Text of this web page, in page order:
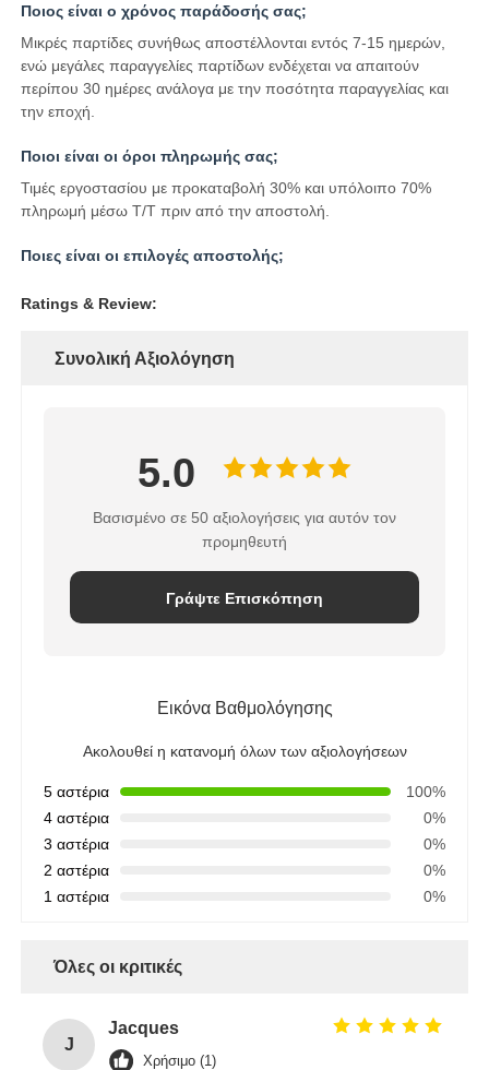
Ποιος είναι ο χρόνος παράδοσής σας;
Μικρές παρτίδες συνήθως αποστέλλονται εντός 7-15 ημερών,
ενώ μεγάλες παραγγελίες παρτίδων ενδέχεται να απαιτούν
περίπου 30 ημέρες ανάλογα με την ποσότητα παραγγελίας και
την εποχή.
Ποιοι είναι οι όροι πληρωμής σας;
Τιμές εργοστασίου με προκαταβολή 30% και υπόλοιπο 70%
πληρωμή μέσω T/T πριν από την αποστολή.
Ποιες είναι οι επιλογές αποστολής;
Ratings & Review:
Συνολική Αξιολόγηση
5.0
Βασισμένο σε 50 αξιολογήσεις για αυτόν τον
προμηθευτή
Γράψτε Επισκόπηση
Εικόνα Βαθμολόγησης
Ακολουθεί η κατανομή όλων των αξιολογήσεων
5 αστέρια
100%
4 αστέρια
0%
3 αστέρια
0%
2 αστέρια
0%
1 αστέρια
0%
Όλες οι κριτικές
J
Jacques
Χρήσιμο (1)